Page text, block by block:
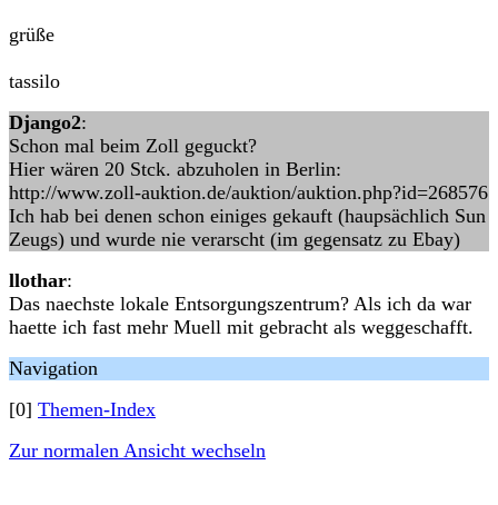
grüße
tassilo
Django2:
Schon mal beim Zoll geguckt?
Hier wären 20 Stck. abzuholen in Berlin:
http://www.zoll-auktion.de/auktion/auktion.php?id=268576
Ich hab bei denen schon einiges gekauft (haupsächlich Sun
Zeugs) und wurde nie verarscht (im gegensatz zu Ebay)
llothar:
Das naechste lokale Entsorgungszentrum? Als ich da war
haette ich fast mehr Muell mit gebracht als weggeschafft.
Navigation
[0] Themen-Index
Zur normalen Ansicht wechseln